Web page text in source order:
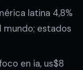
latina 4,8%
estados
en ia, us$8